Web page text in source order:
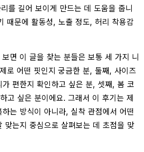
를 길어 보이게 만드는 데 도움을 줍니
때문에 활동성, 노출 정도, 허리 착용감
면 이 글을 찾는 분들은 보통 세 가지 니
로 어떤 핏인지 궁금한 분, 둘째, 사이즈
편한지 확인하고 싶은 분, 셋째, 봄 코
고 싶은 분이에요. 그래서 이 후기는 제
는 방식이 아니라, 실착 관점에서 어떤
맞는지 중심으로 살펴보는 데 초점을 맞